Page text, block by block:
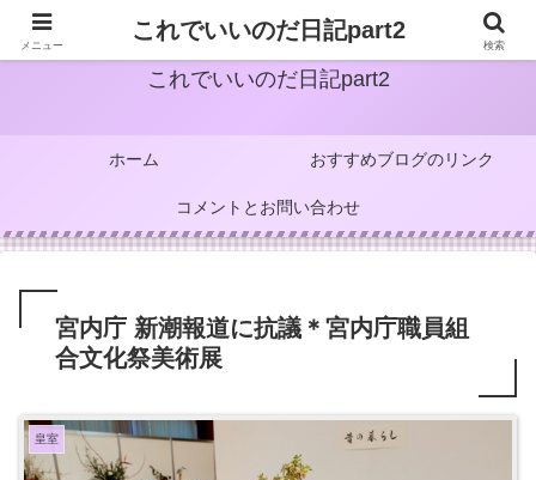
これでいいのだ日記part2
ホーム おすすめブログのリンク
コメントとお問い合わせ
宮内庁 新潮報道に抗議＊宮内庁職員組
合文化祭美術展
皇室
メニュー
これでいいのだ日記part2
検索